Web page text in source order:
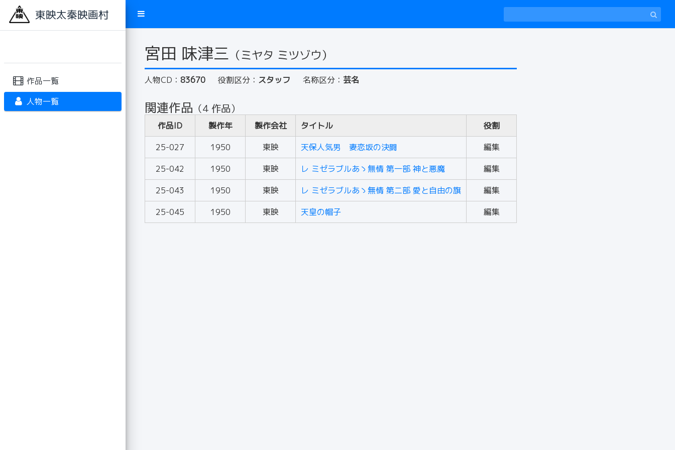
東映太秦映画村
作品一覧
人物一覧
宮田 味津三 （ミヤタ ミツゾウ）
人物CD： 83670 役割区分： スタッフ 名称区分： 芸名
関連作品 （4 作品）
作品ID 製作年 製作会社 タイトル
役割
25-027
1950 東映 天保人気男 妻恋坂の決闘
編集
25-042
1950 東映 レ ミゼラブルあゝ無情 第一部 神と悪魔
編集
25-043
1950 東映 レ ミゼラブルあゝ無情 第二部 愛と自由の旗
編集
25-045
1950 東映 天皇の帽子 編集